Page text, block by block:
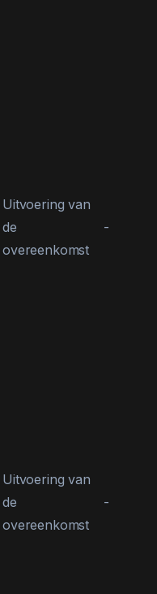
Uitvoering van
de
overeenkomst
-
Uitvoering van
de
overeenkomst
-